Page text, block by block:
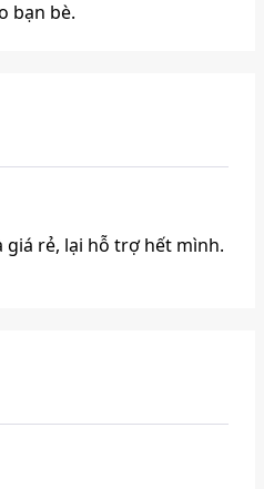
bạn bè.
giá rẻ, lại hỗ trợ hết mình.